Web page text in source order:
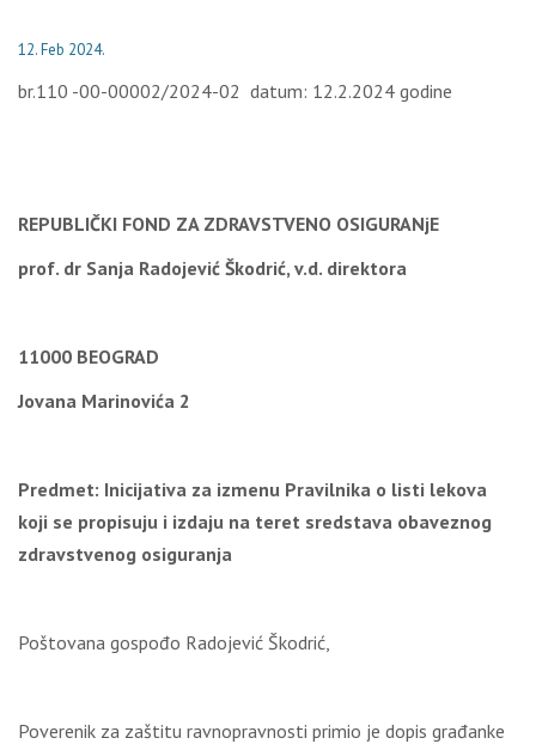
12. Feb 2024.
br.110 -00-00002/2024-02 datum: 12.2.2024 godine
REPUBLIČKI FOND ZA ZDRAVSTVENO OSIGURANjE
prof. dr Sanja Radojević Škodrić, v.d. direktora
11000 BEOGRAD
Jovana Marinovića 2
Predmet: Inicijativa za izmenu Pravilnika o listi lekova
koji se propisuju i izdaju na teret sredstava obaveznog
zdravstvenog osiguranja
Poštovana gospođo Radojević Škodrić,
Poverenik za zaštitu ravnopravnosti primio je dopis građanke